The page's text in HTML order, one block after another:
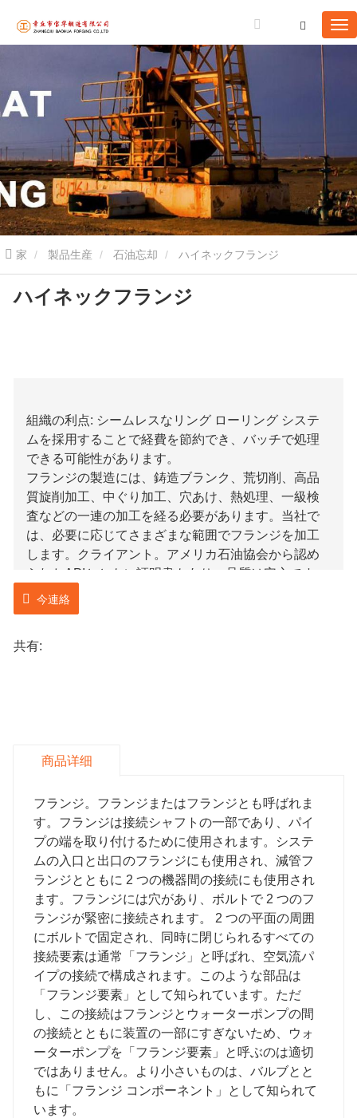
家 製品生産 石油忘却 ハイネックフランジ
ハイネックフランジ
組織の利点: シームレスなリング ローリング システ
ムを採用することで経費を節約でき、バッチで処理
できる可能性があります。
フランジの製造には、鋳造ブランク、荒切削、高品
質旋削加工、中ぐり加工、穴あけ、熱処理、一級検
査などの一連の加工を経る必要があります。当社で
は、必要に応じてさまざまな範囲でフランジを加工
します。クライアント。アメリカ石油協会から認め
られたAPIとともに証明書もあり、品質は安心です。
当社が加工および搬送するフランジは、特に石油、
創造装置、ガジェット産業で利用されています。加
援助により提供された形状と長さに合わせて鍛造す
今連絡
共有:
商品详细
フランジ。フランジまたはフランジとも呼ばれま
す。フランジは接続シャフトの一部であり、パイ
プの端を取り付けるために使用されます。システ
ムの入口と出口のフランジにも使用され、減管フ
ランジとともに 2 つの機器間の接続にも使用され
ます。フランジには穴があり、ボルトで 2 つのフ
ランジが緊密に接続されます。 2 つの平面の周囲
にボルトで固定され、同時に閉じられるすべての
接続要素は通常「フランジ」と呼ばれ、空気流パ
イプの接続で構成されます。このような部品は
「フランジ要素」として知られています。ただ
し、この接続はフランジとウォーターポンプの間
の接続とともに装置の一部にすぎないため、ウォ
ーターポンプを「フランジ要素」と呼ぶのは適切
ではありません。より小さいものは、バルブとと
もに「フランジ コンポーネント」として知られて
います。